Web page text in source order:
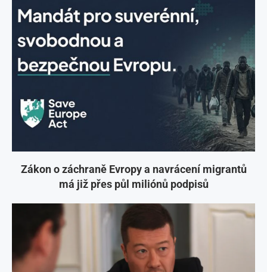
Zákon o záchraně Evropy a navrácení migrantů
má již přes půl miliónů podpisů